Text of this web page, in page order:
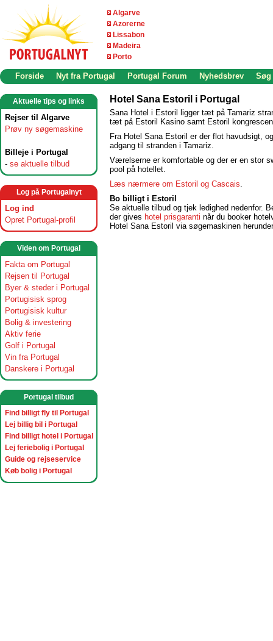
Algarve
Azorerne
Lissabon
Madeira
Porto
Forside Nyt fra Portugal Portugal Forum Nyhedsbrev Søg
Aktuelle tips og links
Rejser til Algarve
Prøv ny søgemaskine
Billeje i Portugal
- se aktuelle tilbud
Log på Portugalnyt
Log ind
Opret Portugal-profil
Viden om Portugal
Fakta om Portugal
Rejsen til Portugal
Byer & steder i Portugal
Portugisisk sprog
Portugisisk kultur
Bolig & investering
Aktiv ferie
Golf i Portugal
Vin fra Portugal
Danskere i Portugal
Portugal tilbud
Find billigt fly til Portugal
Lej billig bil i Portugal
Find billigt hotel i Portugal
Lej feriebolig i Portugal
Guide og rejseservice
Køb bolig i Portugal
Hotel Sana Estoril i Portugal
Sana Hotel i Estoril ligger tæt på Tamariz
tæt på Estoril Kasino samt Estoril
Fra Hotel Sana Estoril er der flot havudsigt,
adgang til stranden i Tamariz.
Værelserne er komfortable og der er en stor
pool på hotellet.
Læs nærmere om Estoril og Cascais.
Bo billigt i Estoril
Se aktuelle tilbud og tjek ledighed nedenfor.
der gives hotel prisgaranti når du booker
Hotel Sana Estoril via søgemaskinen